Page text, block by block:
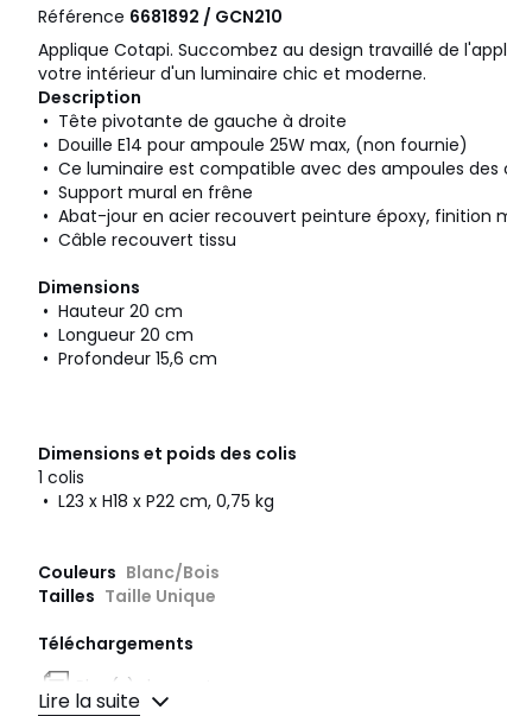
Référence 6681892 / GCN210
Applique Cotapi. Succombez au design travaillé de
votre intérieur d'un luminaire chic et moderne.
Description
• Tête pivotante de gauche à droite
• Douille E14 pour ampoule 25W max, (non fournie)
• Ce luminaire est compatible avec des ampoules des
• Support mural en frêne
• Abat-jour en acier recouvert peinture époxy, finition
• Câble recouvert tissu
Dimensions
• Hauteur 20 cm
• Longueur 20 cm
• Profondeur 15,6 cm
Dimensions et poids des colis
1 colis
• L23 x H18 x P22 cm, 0,75 kg
Couleurs Blanc/Bois
Tailles Taille Unique
Téléchargements
Plan(s) de montage
Lire la suite